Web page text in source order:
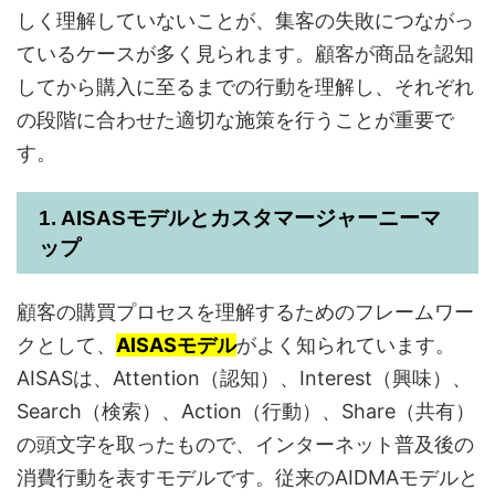
しく理解していないことが、集客の失敗につながっ
ているケースが多く見られます。顧客が商品を認知
してから購入に至るまでの行動を理解し、それぞれ
の段階に合わせた適切な施策を行うことが重要で
す。
1. AISASモデルとカスタマージャーニーマ
ップ
顧客の購買プロセスを理解するためのフレームワー
クとして、 AISASモデルがよく知られています。
AISASは、Attention（認知）、Interest（興味）、
Search（検索）、Action（行動）、Share（共有）
の頭文字を取ったもので、インターネット普及後の
消費行動を表すモデルです。従来のAIDMAモデルと